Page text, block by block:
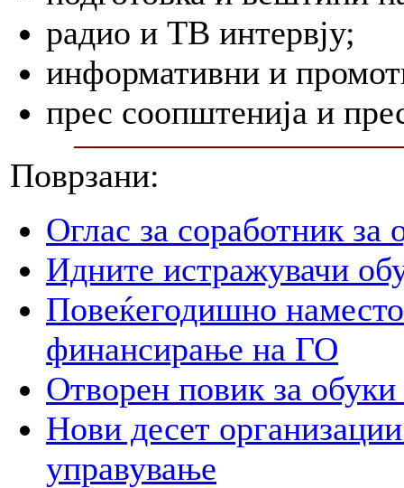
радио и ТВ интервју;
информативни и
прес соопштенија и
Поврзани:
Оглас за соработник за
Идните истражувачи
Повеќегодишно
финансирање на ГО
Отворен повик за
Нови десет
управување